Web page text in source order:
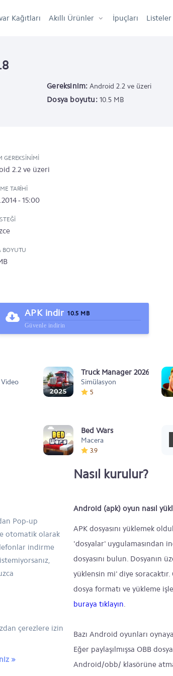
Kağıtları Akıllı Ürünler İpuçları Listeler
Gereksinim: Android 2.2 ve üzeri
Dosya boyutu:10.5 MB
GEREKSINIMI
2.2 ve üzeri
TARIHI
- 15:00
BOYUTU
APK indir 10.5 MB
Güvenle indirin
Truck Manager 2026
Simülasyon
5
Müziği Bed Wars
Macera
3.9
Pop-up
otomatik olarak
indirme
çerezlere izin
»
Nasıl kurulur?
Android (apk) oyun nasıl
APK dosyasını yüklemek
'dosyalar' uygulamasından
dosyasını bulun. Dosyanın
yüklensin mi' diye
dosya formatı ve yükleme
buraya tıklayın.
Bazı Android oyunları
Eğer paylaşılmışsa OBB
Android/obb/ klasörüne